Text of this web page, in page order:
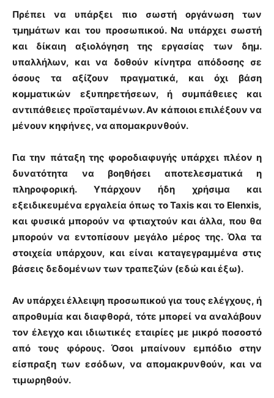
Πρέπει να υπάρξει πιο σωστή οργάνωση των
τμημάτων και του προσωπικού. Να υπάρχει σωστή
και δίκαιη αξιολόγηση της εργασίας των δημ.
υπαλλήλων, και να δοθούν κίνητρα απόδοσης σε
όσους τα αξίζουν πραγματικά, και όχι βάση
κομματικών εξυπηρετήσεων, ή συμπάθειες και
αντιπάθειες προϊσταμένων. Αν κάποιοι επιλέξουν να
μένουν κηφήνες, να απομακρυνθούν.
Για την πάταξη της φοροδιαφυγής υπάρχει πλέον η
δυνατότητα να
βοηθήσει αποτελεσματικά η
πληροφορική.Υπάρχουν ήδη χρήσιμα και
εξειδικευμένα εργαλεία όπως το Taxis και το Elenxis,
και φυσικά μπορούν να φτιαχτούν και άλλα, που θα
μπορούν να εντοπίσουν μεγάλο μέρος της. Όλα τα
στοιχεία υπάρχουν, καιείναι καταγεγραμμένα στις
βάσεις δεδομένων των τραπεζών (εδώ και έξω).
Αν υπάρχει έλλειψη προσωπικού για τους ελέγχους, ή
απροθυμία και διαφθορά, τότε μπορεί να αναλάβουν
τον έλεγχο και ιδιωτικές εταιρίες με μικρό ποσοστό
από τους φόρους. Όσοι μπαίνουν εμπόδιο στην
είσπραξη των εσόδων, να απομακρυνθούν, και να
τιμωρηθούν.